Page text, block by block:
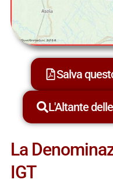
Salva
L'Altante
La
IGT